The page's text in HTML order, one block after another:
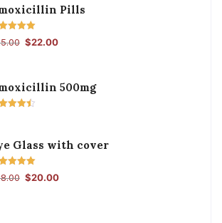
Pills
, 5-დან
$22.00
500mg
Glass with cover
, 5-დან
$20.00